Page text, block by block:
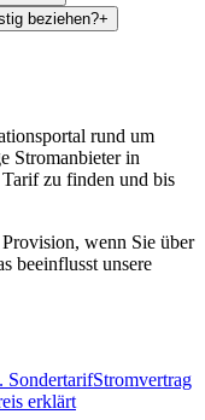
beziehen?+
rund um
Stromanbieter in
zu finden und bis
wenn Sie über
beeinflusst unsere
SondertarifStromvertrag
erklärt